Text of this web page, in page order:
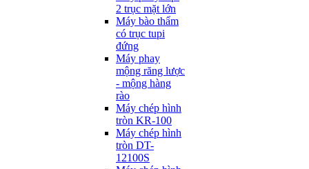
2 trục mặt lớn
Máy bào thẩm
có trục tupi
đứng
Máy phay
mộng răng lược
- mộng hàng
rào
Máy chép hình
tròn KR-100
Máy chép hình
tròn DT-
12100S